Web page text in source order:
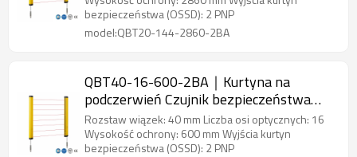
bezpieczeństwa (OSSD): 2 PNP
model:QBT20-144-2860-2BA
QBT40-16-600-2BA｜Kurtyna na
podczerwień Czujnik bezpieczeństwa
obszaru｜DADISICK
Rozstaw wiązek: 40 mm Liczba osi optycznych: 16
Wysokość ochrony: 600 mm Wyjścia kurtyn
bezpieczeństwa (OSSD): 2 PNP